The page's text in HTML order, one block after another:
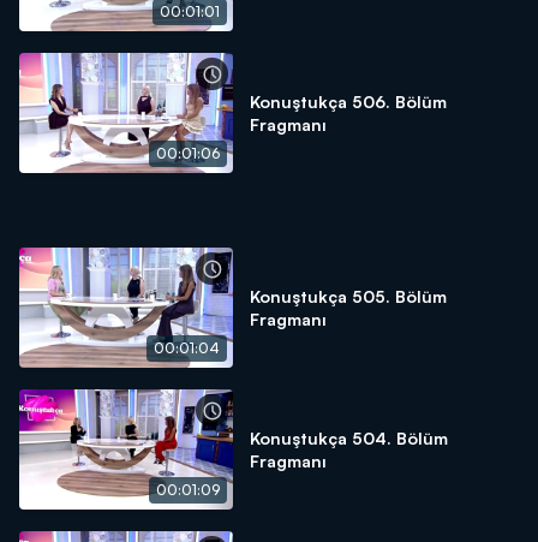
00:01:01
00:01:06
Konuştukça 506. Bölüm
Fragmanı
00:01:04
Konuştukça 505. Bölüm
Fragmanı
00:01:09
Konuştukça 504. Bölüm
Fragmanı